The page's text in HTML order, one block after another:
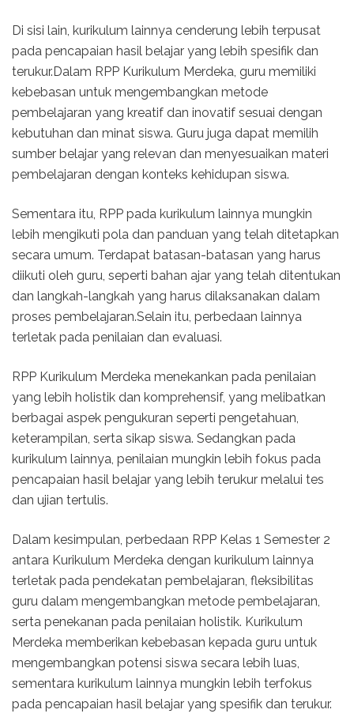
Di sisi lain, kurikulum lainnya cenderung lebih terpusat
pada pencapaian hasil belajar yang lebih spesifik dan
terukur.Dalam RPP Kurikulum Merdeka, guru memiliki
kebebasan untuk mengembangkan metode
pembelajaran yang kreatif dan inovatif sesuai dengan
kebutuhan dan minat siswa. Guru juga dapat memilih
sumber belajar yang relevan dan menyesuaikan materi
pembelajaran dengan konteks kehidupan siswa.
Sementara itu, RPP pada kurikulum lainnya mungkin
lebih mengikuti pola dan panduan yang telah ditetapkan
secara umum. Terdapat batasan-batasan yang harus
diikuti oleh guru, seperti bahan ajar yang telah ditentukan
dan langkah-langkah yang harus dilaksanakan dalam
proses pembelajaran.Selain itu, perbedaan lainnya
terletak pada penilaian dan evaluasi.
RPP Kurikulum Merdeka menekankan pada penilaian
yang lebih holistik dan komprehensif, yang melibatkan
berbagai aspek pengukuran seperti pengetahuan,
keterampilan, serta sikap siswa. Sedangkan pada
kurikulum lainnya, penilaian mungkin lebih fokus pada
pencapaian hasil belajar yang lebih terukur melalui tes
dan ujian tertulis.
Dalam kesimpulan, perbedaan RPP Kelas 1 Semester 2
antara Kurikulum Merdeka dengan kurikulum lainnya
terletak pada pendekatan pembelajaran, fleksibilitas
guru dalam mengembangkan metode pembelajaran,
serta penekanan pada penilaian holistik. Kurikulum
Merdeka memberikan kebebasan kepada guru untuk
mengembangkan potensi siswa secara lebih luas,
sementara kurikulum lainnya mungkin lebih terfokus
pada pencapaian hasil belajar yang spesifik dan terukur.